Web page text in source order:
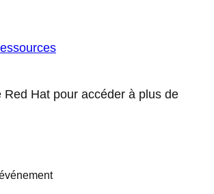
Red Hat pour accéder à plus de